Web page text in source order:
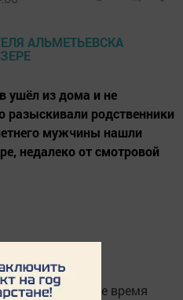
ушёл из дома и не
разыскивали родственники
мужчины нашли
недалеко от смотровой
погибшего
В настоящее время